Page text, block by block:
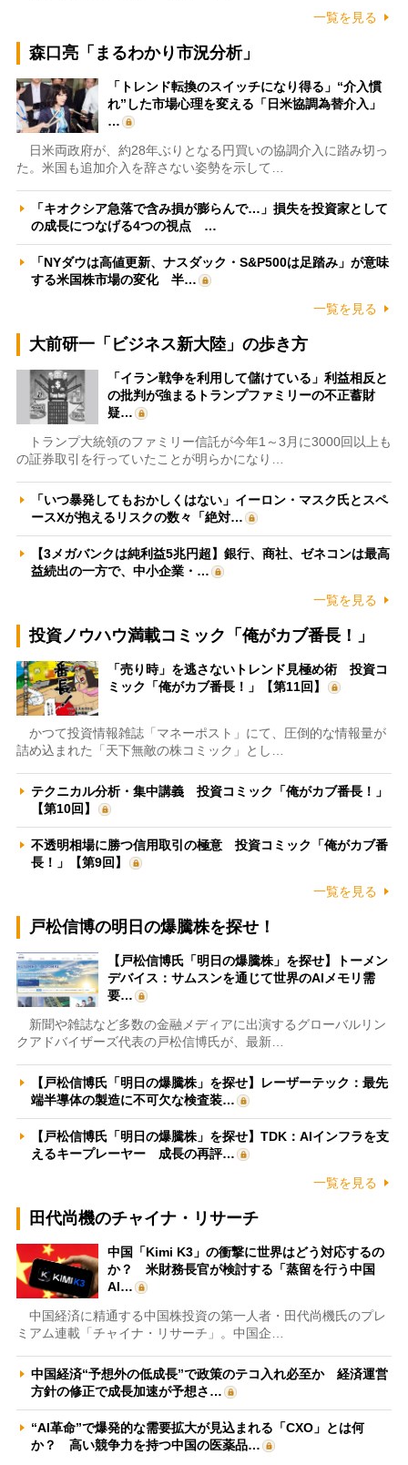
一覧を見る
森口亮「まるわかり市況分析」
「トレンド転換のスイッチになり得る」“介入慣
れ”した市場心理を変える「日米協調為替介入」
…
日米両政府が、約28年ぶりとなる円買いの協調介入に踏み切っ
た。米国も追加介入を辞さない姿勢を示して…
「キオクシア急落で含み損が膨らんで…」損失を投資家として
の成長につなげる4つの視点 …
「NYダウは高値更新、ナスダック・S&P500は足踏み」が意味
する米国株市場の変化 半…
一覧を見る
大前研一「ビジネス新大陸」の歩き方
「イラン戦争を利用して儲けている」利益相反と
の批判が強まるトランプファミリーの不正蓄財
疑…
トランプ大統領のファミリー信託が今年1～3月に3000回以上も
の証券取引を行っていたことが明らかになり…
「いつ暴発してもおかしくはない」イーロン・マスク氏とスペ
ースXが抱えるリスクの数々「絶対…
【3メガバンクは純利益5兆円超】銀行、商社、ゼネコンは最高
益続出の一方で、中小企業・…
一覧を見る
投資ノウハウ満載コミック「俺がカブ番長！」
「売り時」を逃さないトレンド見極め術 投資コ
ミック「俺がカブ番長！」【第11回】
かつて投資情報雑誌「マネーポスト」にて、圧倒的な情報量が
詰め込まれた「天下無敵の株コミック」とし…
テクニカル分析・集中講義 投資コミック「俺がカブ番長！」
【第10回】
不透明相場に勝つ信用取引の極意 投資コミック「俺がカブ番
長！」【第9回】
一覧を見る
戸松信博の明日の爆騰株を探せ！
【戸松信博氏「明日の爆騰株」を探せ】トーメン
デバイス：サムスンを通じて世界のAIメモリ需
要…
新聞や雑誌など多数の金融メディアに出演するグローバルリン
クアドバイザーズ代表の戸松信博氏が、最新…
【戸松信博氏「明日の爆騰株」を探せ】レーザーテック：最先
端半導体の製造に不可欠な検査装…
【戸松信博氏「明日の爆騰株」を探せ】TDK：AIインフラを支
えるキープレーヤー 成長の再評…
一覧を見る
田代尚機のチャイナ・リサーチ
中国「Kimi K3」の衝撃に世界はどう対応するの
か？ 米財務長官が検討する「蒸留を行う中国
AI…
中国経済に精通する中国株投資の第一人者・田代尚機氏のプレ
ミアム連載「チャイナ・リサーチ」。中国企…
中国経済“予想外の低成長”で政策のテコ入れ必至か 経済運営
方針の修正で成長加速が予想さ…
“AI革命”で爆発的な需要拡大が見込まれる「CXO」とは何
か？ 高い競争力を持つ中国の医薬品…